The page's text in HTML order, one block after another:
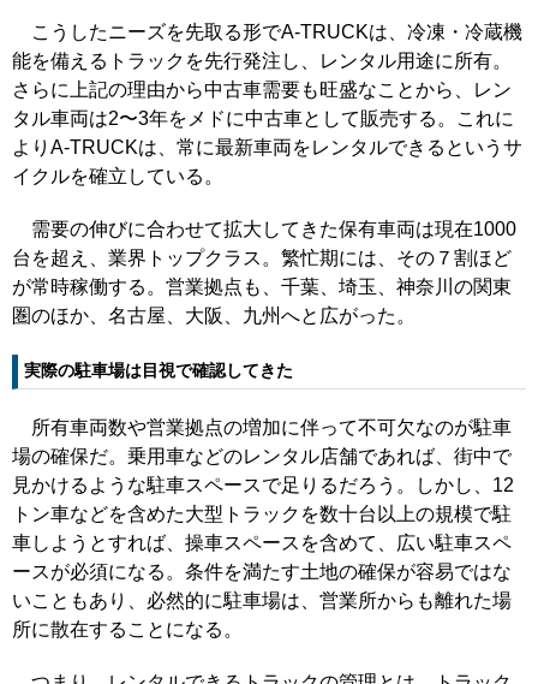
こうしたニーズを先取る形でA-TRUCKは、冷凍・冷蔵機
能を備えるトラックを先行発注し、レンタル用途に所有。
さらに上記の理由から中古車需要も旺盛なことから、レン
タル車両は2〜3年をメドに中古車として販売する。これに
よりA-TRUCKは、常に最新車両をレンタルできるというサ
イクルを確立している。
需要の伸びに合わせて拡大してきた保有車両は現在1000
台を超え、業界トップクラス。繁忙期には、その７割ほど
が常時稼働する。営業拠点も、千葉、埼玉、神奈川の関東
圏のほか、名古屋、大阪、九州へと広がった。
実際の駐車場は目視で確認してきた
所有車両数や営業拠点の増加に伴って不可欠なのが駐車
場の確保だ。乗用車などのレンタル店舗であれば、街中で
見かけるような駐車スペースで足りるだろう。しかし、12
トン車などを含めた大型トラックを数十台以上の規模で駐
車しようとすれば、操車スペースを含めて、広い駐車スペ
ースが必須になる。条件を満たす土地の確保が容易ではな
いこともあり、必然的に駐車場は、営業所からも離れた場
所に散在することになる。